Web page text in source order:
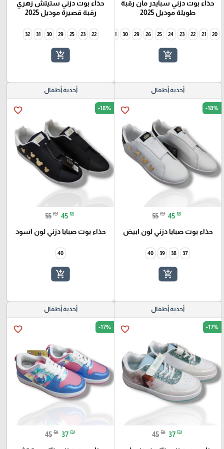
حذاء بوت دزني سبايدر مان رقبة
طويلة موديل 2025
20
21
22
23
24
25
26
29
30
31
33
34
add_shopping_cart
حذاء بوت دزني ستيتش زهري
رقبة قصيرة موديل 2025
22
23
25
29
30
31
32
add_shopping_cart
أحذية أطفال
favorite_border -18%
55 ₪ 45 ₪
حذاء بوت صبايا دزني لون ابيض
37
38
39
40
add_shopping_cart
أحذية أطفال
favorite_border -18%
55 ₪ 45 ₪
حذاء بوت صبايا دزني لون اسود
40
add_shopping_cart
أحذية أطفال
favorite_border -17%
45 ₪ 37 ₪
أحذية أطفال
favorite_border -17%
45 ₪ 37 ₪